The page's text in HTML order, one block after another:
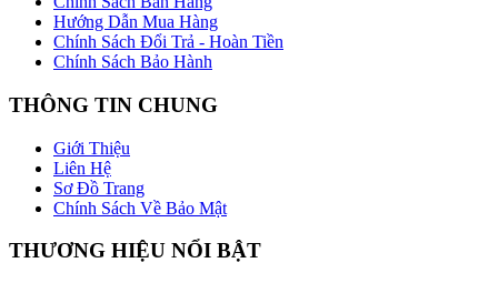
Hướng Dẫn Mua Hàng
Chính Sách Đổi Trả - Hoàn Tiền
Chính Sách Bảo Hành
THÔNG TIN CHUNG
Giới Thiệu
Liên Hệ
Sơ Đồ Trang
Chính Sách Về Bảo Mật
THƯƠNG HIỆU NỔI BẬT